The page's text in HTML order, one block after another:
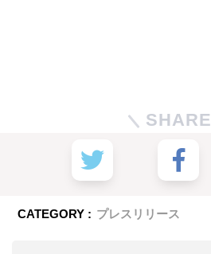
SHARE
CATEGORY : プレスリリース